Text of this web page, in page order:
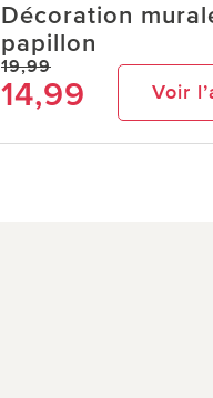
Décoration
papillon
19,99
14,99 Voir